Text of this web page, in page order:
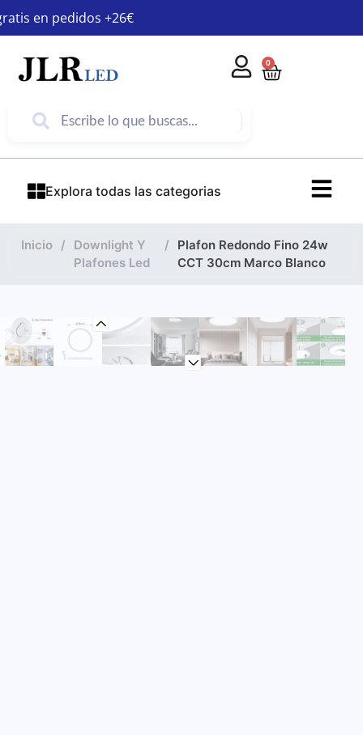
en pedidos +26€
0
Explora todas las categorias
Inicio /
Downlight Y
Plafones Led
/
Plafon Redondo Fino 24w
CCT 30cm Marco Blanco